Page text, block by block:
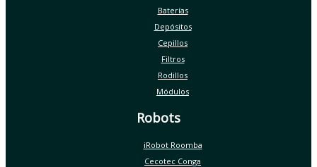
Baterías
Depósitos
Cepillos
Filtros
Rodillos
Módulos
Robots
iRobot Roomba
Cecotec Conga